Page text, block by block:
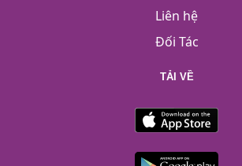
Liên hệ
Đối Tác
TẢI VỀ